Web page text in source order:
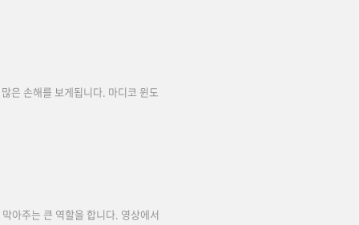
은 손해를 보게됩니다. 마디코 윈도
아주는 큰 역할을 합니다. 영상에서